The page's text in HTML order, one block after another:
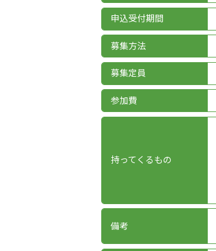
申込受付期間
募集方法
募集定員
参加費
持ってくるもの
備考